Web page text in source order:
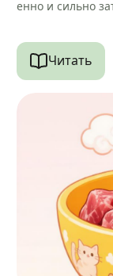
енно и сильно
Читать